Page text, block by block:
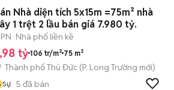
Nhà diện tích 5x15m =75m² nhà
1 trệt 2 lầu bán giá 7.980 tỷ.
Nhà phố liền kề
tỷ 106 tr/m² 75 m²
Thành phố Thủ Đức (P. Long Trường mới)
Sự 5 đã bán